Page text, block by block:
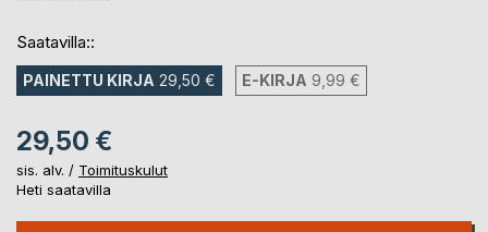
Saatavilla::
PAINETTU KIRJA 29,50 € E-KIRJA 9,99 €
29,50 €
sis. alv. / Toimituskulut
Heti saatavilla